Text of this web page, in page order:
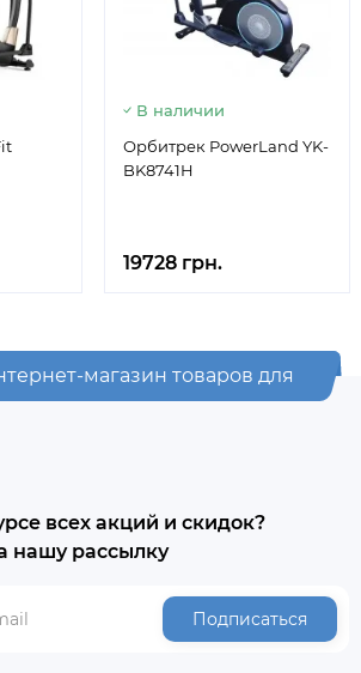
В наличии
Орбитрек PowerLand YK-
BK8741H
19728 грн.
магазин товаров для
всех акций и скидок?
нашу рассылку
Подписаться